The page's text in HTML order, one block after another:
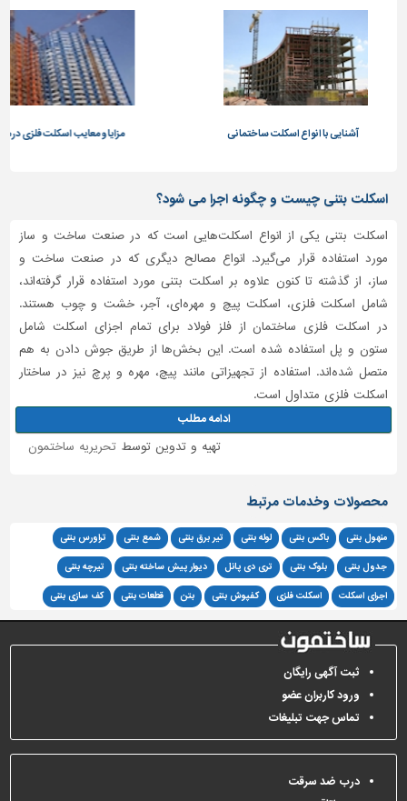
مزایا و معایب اسکلت فلزی در مقایسه با اسکلت بتنی
اسکلت بتنی چیست و چگونه اجرا می شود؟
اسکلت بتنی یکی از انواع اسکلت‌هایی است که در صنعت ساخت و ساز
مورد استفاده قرار می‌گیرد. انواع مصالح دیگری که در صنعت ساخت و
ساز، از گذشته تا کنون علاوه بر اسکلت بتنی مورد استفاده قرار گرفته‌اند،
شامل اسکلت فلزی، اسکلت پیچ و مهره‌ای، آجر، خشت و چوب هستند.
در اسکلت فلزی ساختمان از فلز فولاد برای تمام اجزای اسکلت شامل
ستون و پل استفاده شده است. این بخش‌ها از طریق جوش دادن به هم
متصل شده‌اند. استفاده از تجهیزاتی مانند پیچ، مهره و پرچ نیز در ساختار
اسکلت فلزی متداول است.
ادامه مطلب
تهیه و تدوین توسط تحریریه ساختمون
محصولات وخدمات مرتبط
منهول بتنی باکس بتنی لوله بتنی تیر برق بتنی شمع بتنی تراورس بتنی
جدول بتنی بلوک بتنی تری دی پانل دیوار پیش ساخته بتنی تیرچه بتنی
اجرای اسکلت اسکلت فلزی کفپوش بتنی بتن قطعات بتنی کف سازی بتنی
ثبت آگهی رایگان
ورود کاربران عضو
تماس جهت تبلیغات
درب ضد سرقت